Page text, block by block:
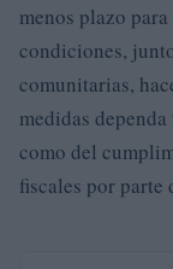
menos plazo
condiciones,
comunitarias,
medidas
como del
fiscales por parte